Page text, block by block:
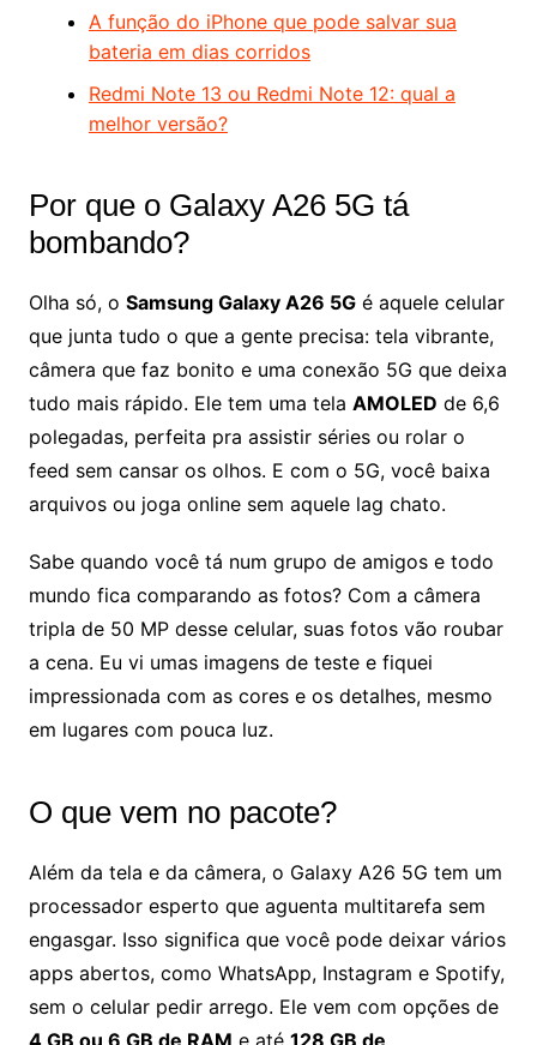
A função do iPhone que pode salvar sua
bateria em dias corridos
Redmi Note 13 ou Redmi Note 12: qual a
melhor versão?
Por que o Galaxy A26 5G tá
bombando?
Olha só, o Samsung Galaxy A26 5Gé aquele celular
que junta tudo o que a gente precisa: tela vibrante,
câmera que faz bonito e uma conexão 5G que deixa
tudo mais rápido. Ele tem uma tela AMOLED de 6,6
polegadas, perfeita pra assistir séries ou rolar o
feed sem cansar os olhos. E com o 5G, você baixa
arquivos ou joga online sem aquele lag chato.
Sabe quando você tá num grupo de amigos e todo
mundo fica comparando as fotos? Com a câmera
tripla de 50 MP desse celular, suas fotos vão roubar
a cena. Eu vi umas imagens de teste e fiquei
impressionada com as cores e os detalhes, mesmo
em lugares com pouca luz.
O que vem no pacote?
Além da tela e da câmera, o Galaxy A26 5G tem um
processador esperto que aguenta multitarefa sem
engasgar. Isso significa que você pode deixar vários
apps abertos, como WhatsApp, Instagram e Spotify,
sem o celular pedir arrego. Ele vem com opções de